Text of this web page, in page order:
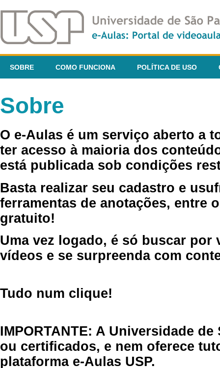
SOBRE COMO FUNCIONA POLÍTICA DE USO
Sobre
O e-Aulas é um serviço aberto a
ter acesso à maioria dos
está publicada sob condições
Basta realizar seu cadastro e
ferramentas de anotações, entre
gratuito!
Uma vez logado, é só buscar por
vídeos e se surpreenda com
Tudo num clique!
IMPORTANTE: A Universidade
ou certificados, e nem oferece
plataforma e-Aulas USP.